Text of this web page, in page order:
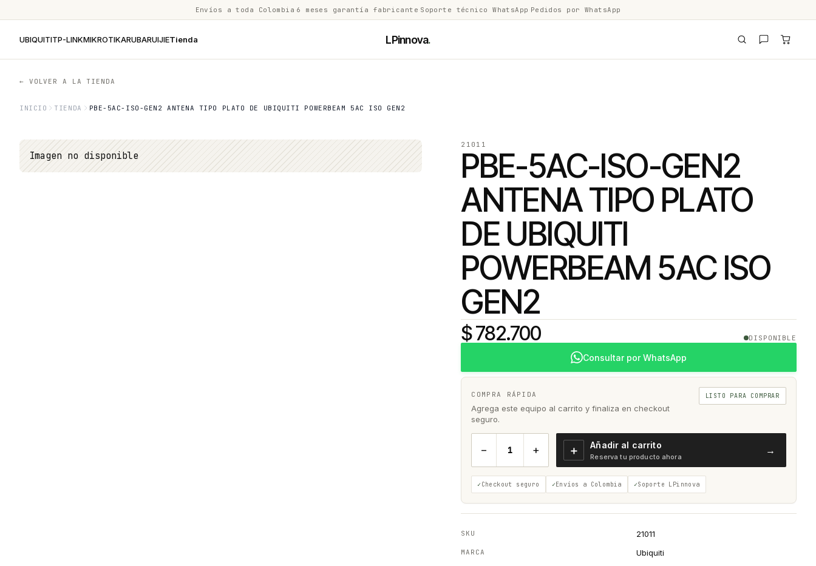
Envíos a toda Colombia 6 meses garantía fabricante Soporte técnico WhatsApp Pedidos por WhatsApp
UBIQUITITP-LINKMIKROTIKARUBARUIJIETienda LPinnova.
← VOLVER A LA TIENDA
INICIO TIENDA PBE-5AC-ISO-GEN2 ANTENA TIPO PLATO DE UBIQUITI POWERBEAM 5AC ISO GEN2
Imagen no disponible
21011
PBE-5AC-ISO-GEN2
ANTENA TIPO PLATO
DE UBIQUITI
POWERBEAM 5AC ISO
GEN2
$ 782.700 DISPONIBLE
Consultar por WhatsApp
COMPRA RÁPIDA
Agrega este equipo al carrito y finaliza en checkout
seguro.
LISTO PARA COMPRAR
− + ＋ Añadir al carrito
Reserva tu producto ahora
→
Checkout seguro Envíos a Colombia Soporte LPinnova
SKU 21011
MARCA Ubiquiti